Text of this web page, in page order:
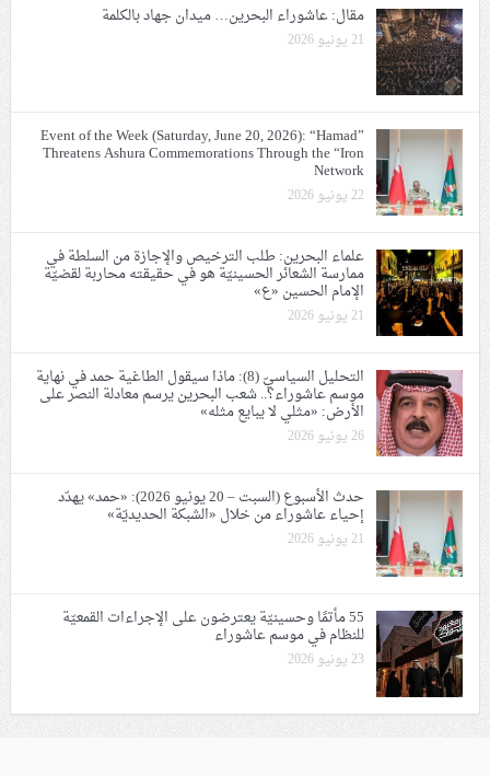
مقال: عاشوراء البحرين… ميدان جهاد بالكلمة
21 يونيو 2026
Event of the Week (Saturday, June 20, 2026): “Hamad”
Threatens Ashura Commemorations Through the “Iron
Network
22 يونيو 2026
علماء البحرين: طلب الترخيص والإجازة من السلطة في
ممارسة الشعائر الحسينيّة هو في حقيقته محاربة لقضيّة
الإمام الحسين «ع»
21 يونيو 2026
التحليل السياسيّ (8): ماذا سيقول الطاغية حمد في نهاية
موسم عاشوراء؟.. شعب البحرين يرسم معادلة النصر على
الأرض: «مثلي لا يبايع مثله»
26 يونيو 2026
حدث الأسبوع (السبت – 20 يونيو 2026): «حمد» يهدّد
إحياء عاشوراء من خلال «الشبكة الحديديّة»
21 يونيو 2026
55 مأتمًا وحسينيّة يعترضون على الإجراءات القمعيّة
للنظام في موسم عاشوراء
23 يونيو 2026